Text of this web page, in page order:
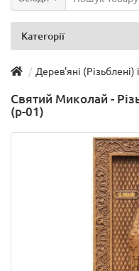
Категорії
Дерев'яні (Різьблені)
Святий Миколай -
(р-01)